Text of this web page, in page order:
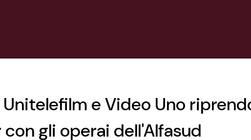
e Video Uno
gli operai dell'Alfasud